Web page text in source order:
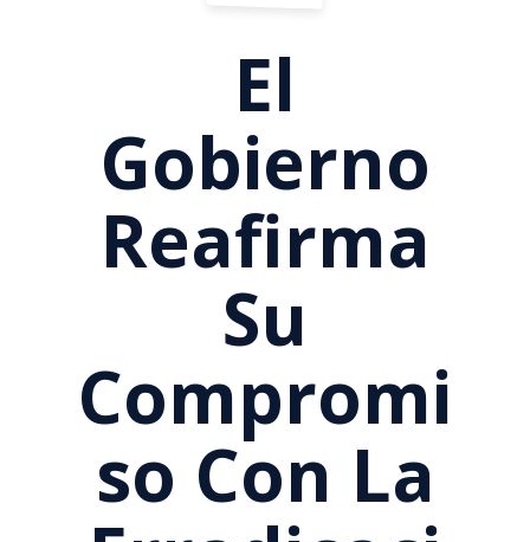
El
Gobierno
Reafirma
Su
Compromi
So Con La